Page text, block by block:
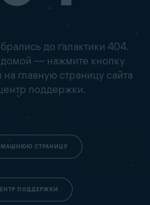
до галактики 404.
— нажмите кнопку
главную страницу сайта
поддержки.
СТРАНИЦУ
ПОДДЕРЖКИ